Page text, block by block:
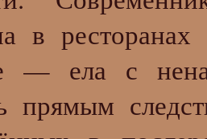
в
— ела с
прямым